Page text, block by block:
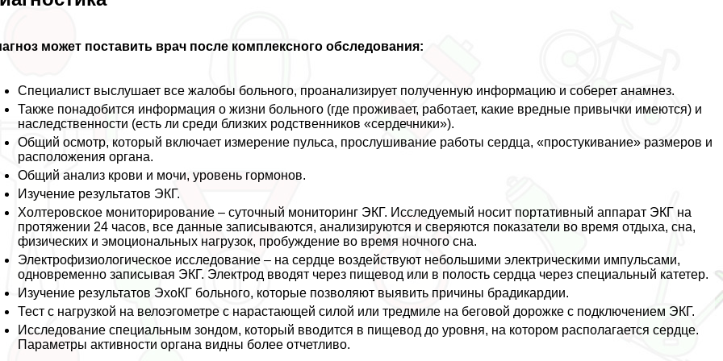
может поставить врач после комплексного обследования:
Специалист выслушает все жалобы больного, проанализирует полученную информацию и соберет анамнез.
Также понадобится информация о жизни больного (где проживает, работает, какие вредные привычки имеются) и
наследственности (есть ли среди близких родственников «сердечники»).
Общий осмотр, который включает измерение пульса, прослушивание работы сердца, «простукивание» размеров и
расположения органа.
Общий анализ крови и мочи, уровень гормонов.
Изучение результатов ЭКГ.
Холтеровское мониторирование – суточный мониторинг ЭКГ. Исследуемый носит портативный аппарат ЭКГ на
протяжении 24 часов, все данные записываются, анализируются и сверяются показатели во время отдыха, сна,
физических и эмоциональных нагрузок, пробуждение во время ночного сна.
Электрофизиологическое исследование – на сердце воздействуют небольшими электрическими импульсами,
одновременно записывая ЭКГ. Электрод вводят через пищевод или в полость сердца через специальный катетер.
Изучение результатов ЭхоКГ больного, которые позволяют выявить причины брадикардии.
Тест с нагрузкой на велоэгометре с нарастающей силой или тредмиле на беговой дорожке с подключением ЭКГ.
Исследование специальным зондом, который вводится в пищевод до уровня, на котором располагается сердце.
Параметры активности органа видны более отчетливо.